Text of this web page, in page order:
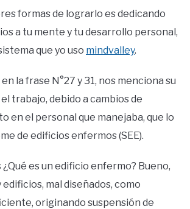
formas de lograrlo es dedicando
a tu mente y tu desarrollo personal,
que yo uso mindvalley.
la frase N°27 y 31, nos menciona su
trabajo, debido a cambios de
en el personal que manejaba, que lo
de edificios enfermos (SEE).
es un edificio enfermo? Bueno,
edificios, mal diseñados, como
originando suspensión de